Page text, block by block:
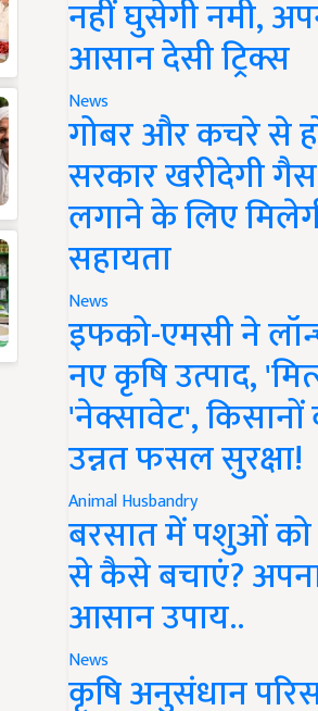
नहीं घुसेगी नमी,
आसान देसी ट्रिक्स
News
गोबर और कचरे से
सरकार खरीदेगी
लगाने के लिए
सहायता
News
इफको-एमसी ने
नए कृषि उत्पाद,
'नेक्सावेट', किसानों
उन्नत फसल सुरक्षा!
Animal Husbandry
बरसात में पशुओं को
से कैसे बचाएं?
आसान उपाय..
News
कृषि अनुसंधान